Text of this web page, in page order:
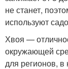
не станет,
используют
Хвоя —
окружающей
для регионов, в